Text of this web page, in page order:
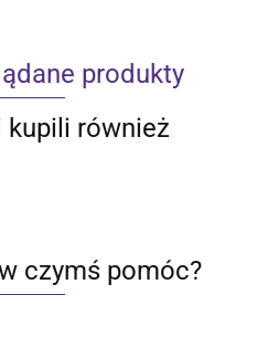
produkty
kupili również
czymś pomóc?